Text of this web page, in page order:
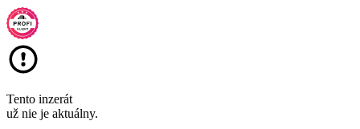
Tento inzerát
už nie je aktuálny.